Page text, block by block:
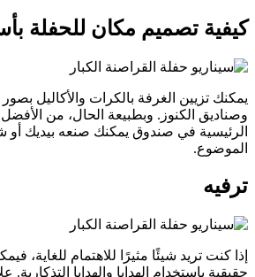
كيفية تصميم مكان للحفلة
يمكنك تزيين الغرفة بالكرات والأكاليل بصور
وصناديق الكنوز. وبطبيعة الحال، من الأفضل
الرئيسية في صندوق يمكنك صنعه بيديك
الموضوع.
ترفيه
إذا كنت تريد شيئًا مثيرًا للاهتمام للغاية،
حقيقية باستخدام الهدايا والهدايا